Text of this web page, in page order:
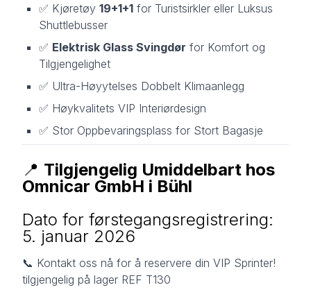
✅ Kjøretøy 19+1+1 for Turistsirkler eller Luksus
Shuttlebusser
✅ Elektrisk Glass Svingdør for Komfort og
Tilgjengelighet
✅ Ultra-Høyytelses Dobbelt Klimaanlegg
✅ Høykvalitets VIP Interiørdesign
✅ Stor Oppbevaringsplass for Stort Bagasje
📍 Tilgjengelig Umiddelbart hos
Omnicar GmbH i Bühl
Dato for førstegangsregistrering:
5. januar 2026
📞 Kontakt oss nå for å reservere din VIP Sprinter!
tilgjengelig på lager REF T130